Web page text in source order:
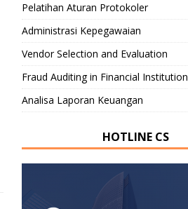
Pelatihan Aturan Protokoler
Administrasi Kepegawaian
Vendor Selection and Evaluation
Fraud Auditing in Financial Institution
Analisa Laporan Keuangan
HOTLINE CS